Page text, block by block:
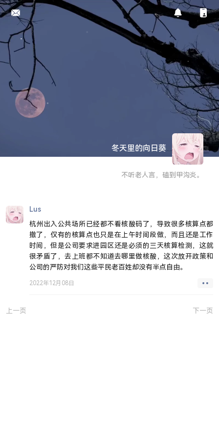
冬天里的向日葵
不听老人言，磕到甲沟炎。
Lus
杭州出入公共场所已经都不看核酸码了，导致很多核算点都
撤了，仅有的核算点也只是在上午时间段做，而且还是工作
时间，但是公司要求进园区还是必须的三天核算检测，这就
很矛盾了，去上班都不知道去哪里做核酸，这次放开政策和
公司的严防对我们这些平民老百姓却没有半点自由。
2022年12月08日
上一页 下一页